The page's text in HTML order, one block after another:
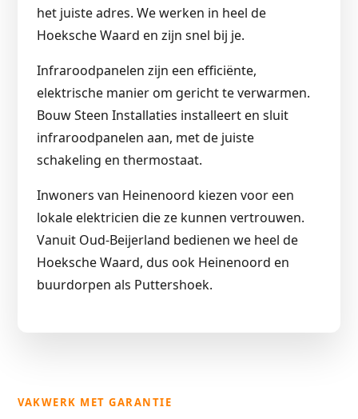
het juiste adres. We werken in heel de
Hoeksche Waard en zijn snel bij je.
Infraroodpanelen zijn een efficiënte,
elektrische manier om gericht te verwarmen.
Bouw Steen Installaties installeert en sluit
infraroodpanelen aan, met de juiste
schakeling en thermostaat.
Inwoners van Heinenoord kiezen voor een
lokale elektricien die ze kunnen vertrouwen.
Vanuit Oud-Beijerland bedienen we heel de
Hoeksche Waard, dus ook Heinenoord en
buurdorpen als Puttershoek.
VAKWERK MET GARANTIE